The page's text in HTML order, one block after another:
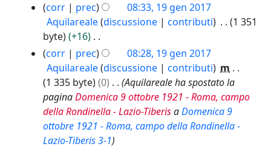
u
n
o
g
g
e
t
t
o
d
e
s
u
n
o
g
g
e
t
corr prec
08:33, 19 gen 2017
Aquilareale discussione contributi
1 351
byte
+16
N
s
s
u
n
o
corr prec
08:28, 19 gen 2017
Aquilareale discussione contributi
m
1 335 byte
0
Aquilareale ha spostato la
paginaDomenica 9 ottobre 1921 - Roma, campo
della Rondinella - Lazio-TiberisaDomenica 9
ottobre 1921 - Roma, campo della Rondinella -
Lazio-Tiberis 3-1